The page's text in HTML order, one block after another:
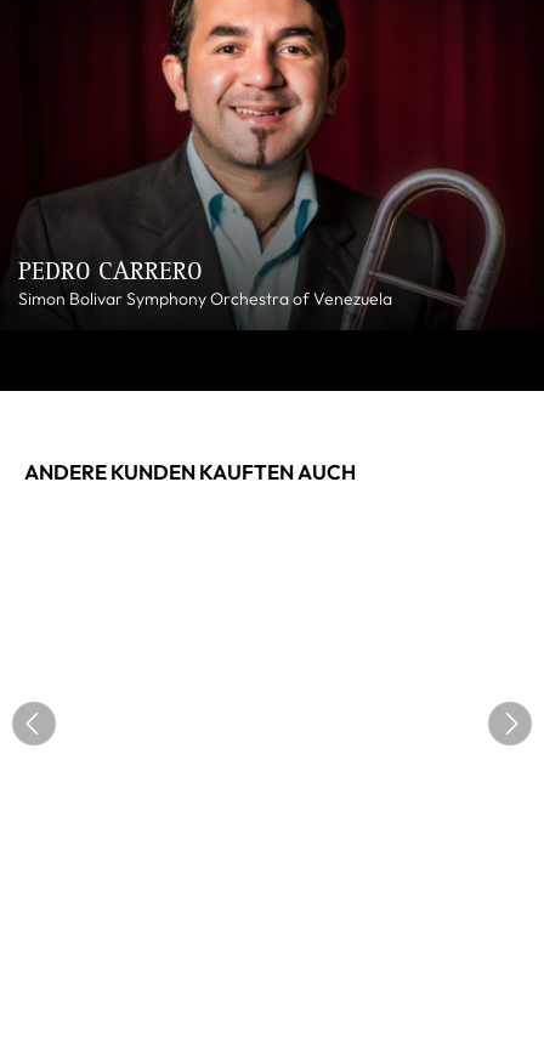
PEDRO CARRERO
Simon Bolivar Symphony Orchestra of Venezuela
ANDERE KUNDEN KAUFTEN AUCH